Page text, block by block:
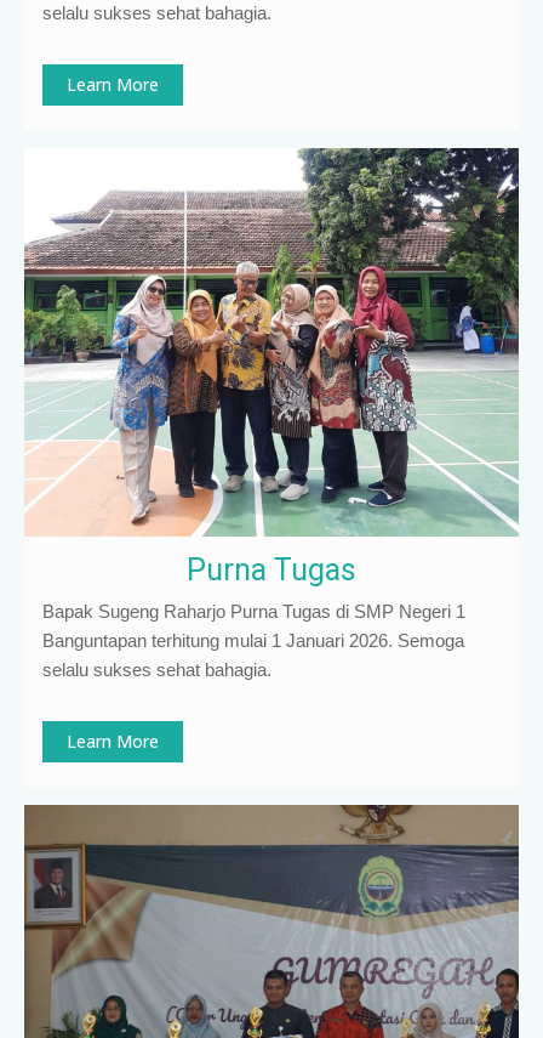
selalu sukses sehat bahagia.
Learn More
Purna Tugas
Bapak Sugeng Raharjo Purna Tugas di SMP Negeri 1
Banguntapan terhitung mulai 1 Januari 2026. Semoga
selalu sukses sehat bahagia.
Learn More